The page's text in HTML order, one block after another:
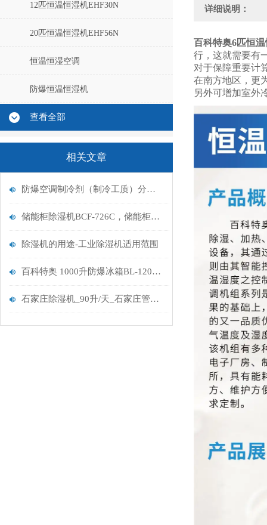
12匹恒温恒湿机EHF30N
20匹恒温恒湿机EHF56N
恒温恒湿空调
防爆恒温恒湿机
查看全部
相关文章
防爆空调制冷剂（制冷工质）分类及选型标准
储能柜除湿机BCF-726C，储能柜防爆除湿机
除湿机的用途-工业除湿机适用范围
百科特奥 1000升防爆冰箱BL-1200 和常规冰箱有何不同
石家庄除湿机_90升/天_石家庄管道除湿机
详细说明：
百科特奥6匹恒
行，这就需要有
对于保障重要计
在南方地区，更
另外可增加室外